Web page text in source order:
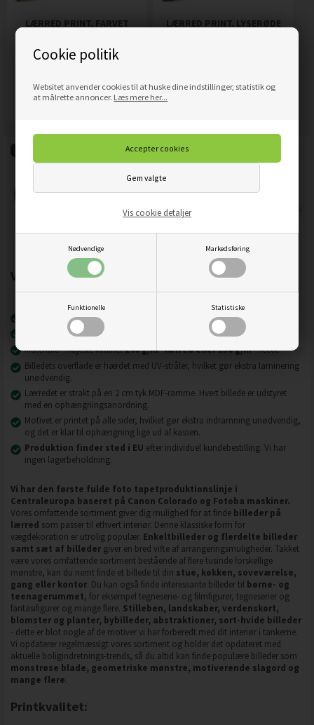
Cookie politik
Websitet anvender cookies til at huske dine indstillinger, statistik og
at målrette annoncer. Læs mere her...
Nødvendige Markedsføring
Funktionelle Statistiske
Vis cookie detaljer
LÆRRED PRINT, FARVET
Mere info
LÆRRED PRINT, LYSERØDE
Vigtigste produktegenskaber:
Nyeste printteknologi
Billeder på lærred er modstandsdygtige over for slid, ridser og snavs.
Materiale - højeste kvalitet240 g/m lærred eller 130 g/m fleece.
Billedets overflade er hærdet med UV-stråler, hvilket gør ekstra laminering
unødvendig.
Lærredet er strakt på en 2 cm tyk MDF-ramme. Hvert billede er udstyret
med en ophængningsanordning.
Motivet er printet på alle sider, hvilket gør ekstra indramning unødvendig,
og det er klar til ophængning lige ud af kassen.
Produktion finder sted i EU efter individuel kundebestilling. Vi har
ingen lagerbeholdning.
Vi har den første fulde foto tapetproduktionslinje i
Centraleuropa baseret på Canon Colorado og Fotoba maskiner.
Vores omfattende sortiment giver dig mulighed for at finde billeder på
lærred som passer til ethvert interiør. Denne klassiske form for
vægdekoration er utrolig populær. Enkeltbilleder og flerdelte billeder
samt sæt af billeder giver en bred vifte af arrangeringsmuligheder. Takket
være vores omfattende sortiment bestående af flere tusinde forskellige
mønstre, kan du nemt finde et billede til din stue, køkken, soveværelse,
gang eller kontor. Du kan også finde interessante billeder til børne- og
teenagerummet, for eksempel tegneserie- og filmfigurer, tegneserier og
fantasifigurer og mange flere. Stilleben, landskaber, verdenskort,
blomster og planter, bybilleder, abstraktioner, sort-hvide billeder
- dette er blot nogle af de motiver vi har forberedt med dit interiør i tankerne.
Vi opdaterer regelmæssigt vores sortiment og holder det opdateret med
aktuelle boligindretnings-trends, så du altid kan finde populære billeder som
monstrøse blade, geometriske mønstre, motiverende slagord og
mange flere.
Printkvalitet: